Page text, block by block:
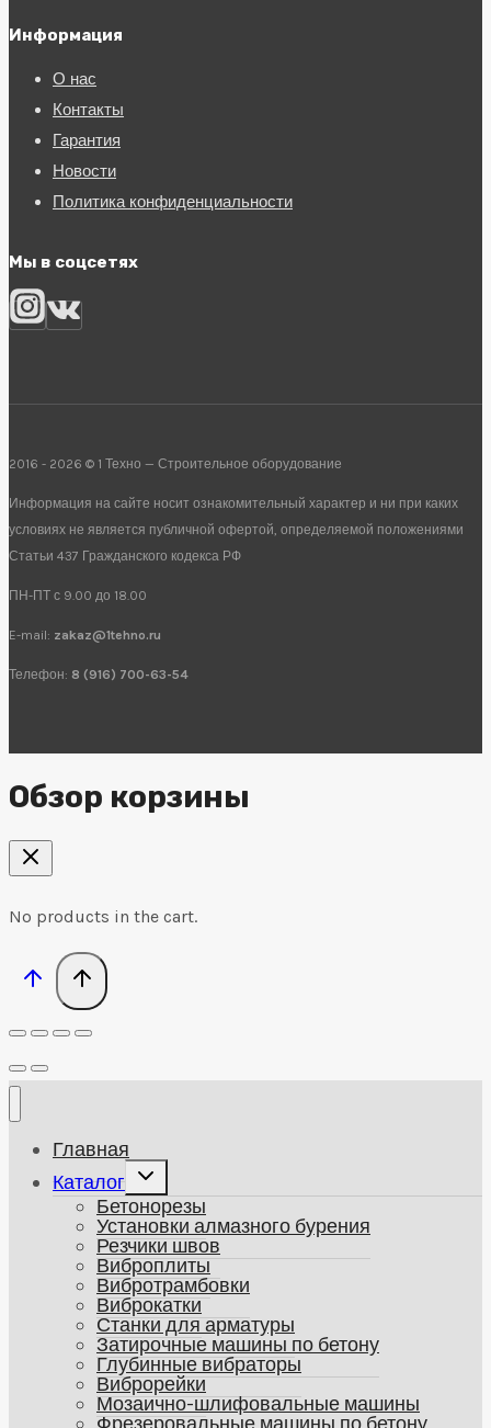
Информация
О нас
Контакты
Гарантия
Новости
Политика конфиденциальности
Мы в соцсетях
2016 - 2026 © 1 Техно — Строительное оборудование
Информация на сайте носит ознакомительный характер и ни при каких
условиях не является публичной офертой, определяемой положениями
Статьи 437 Гражданского кодекса РФ
ПН-ПТ с 9.00 до 18.00
E-mail: zakaz@1tehno.ru
Телефон: 8 (916) 700-63-54
Обзор корзины
No products in the cart.
Главная
Каталог
Развернуть
дочернее
меню
Бетонорезы
Установки алмазного бурения
Резчики швов
Виброплиты
Вибротрамбовки
Виброкатки
Станки для арматуры
Затирочные машины по бетону
Глубинные вибраторы
Виброрейки
Мозаично-шлифовальные машины